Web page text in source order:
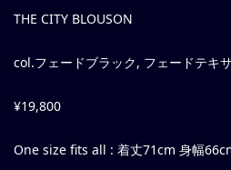
THE CITY BLOUSON
col.フェードブラック, フェードテキ
¥19,800
One size fits all : 着丈71cm 身幅